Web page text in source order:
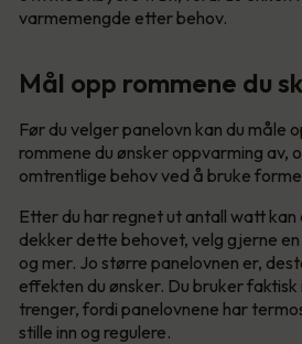
varmemengde etter behov.
Mål opp rommene du
Før du velger panelovn kan du måle
rommene du ønsker oppvarming av,
omtrentlige behov ved å bruke
Etter du har regnet ut antall watt kan
dekker dette behovet, velg gjerne
og mer. Jo større panelovnen er,
effekten du ønsker. Du bruker faktisk
trenger, fordi panelovnene har
stille inn og regulere.